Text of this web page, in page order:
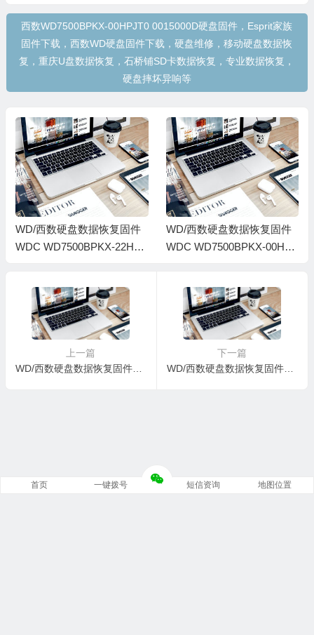
西数WD7500BPKX-00HPJT0 0015000D硬盘固件，Esprit家族
固件下载，西数WD硬盘固件下载，硬盘维修，移动硬盘数据恢
复，重庆U盘数据恢复，石桥铺SD卡数据恢复，专业数据恢复，
硬盘摔坏异响等
WD/西数硬盘数据恢复固件
WDC WD7500BPKX-22HPJ
WD/西数硬盘数据恢复固件
WDC WD7500BPKX-00HPJ
上一篇
WD/西数硬盘数据恢复固件WDC WD7500BPKT-75PK4T0-01-01A01-WXD1E61CHJ57-0009002C-1085
下一篇
WD/西数硬盘数据恢复固件WDC WD7500BPKX-00HPJT0-01.01A01-WD-WX31A5613AKV-0005000E-1085
首页 一键拨号 短信资询 地图位置